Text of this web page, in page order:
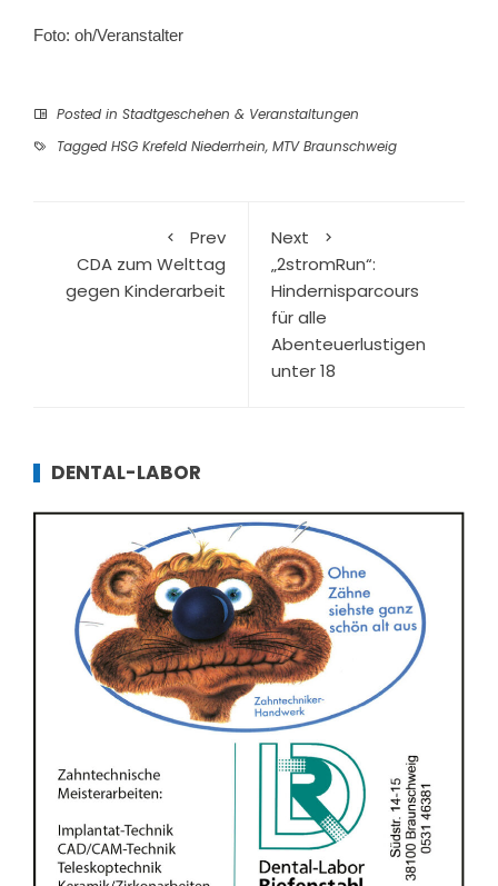
Foto: oh/Veranstalter
Posted in Stadtgeschehen & Veranstaltungen
Tagged HSG Krefeld Niederrhein, MTV Braunschweig
Prev
CDA zum Welttag
gegen Kinderarbeit
Next
„2stromRun“:
Hindernisparcours
für alle
Abenteuerlustigen
unter 18
DENTAL-LABOR